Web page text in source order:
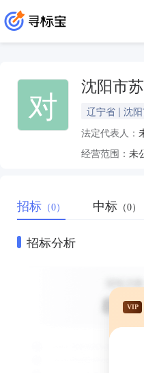
对 沈阳市
辽宁省 | 沈
法定代表人：
经营范围： 未
招标 （0） 中标 （0）
招标分析
VIP